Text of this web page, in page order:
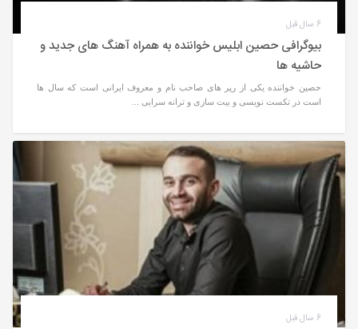
6 سال قبل
بیوگرافی حصین ابلیس خواننده به همراه آهنگ های جدید و
حاشیه ها
حصین خواننده یکی از رپر های صاحب نام و معروف ایرانی است که سال ها
است در تکست نویسی و بیت سازی و ترانه سرایی ...
6 سال قبل